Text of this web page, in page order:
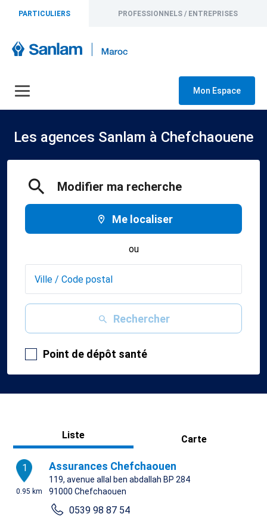
PARTICULIERS PROFESSIONNELS / ENTREPRISES
Mon Espace
Les agences Sanlam à Chefchaouene
Modifier ma recherche
Me localiser
ou
Rechercher
Point de dépôt santé
Liste Carte
1
0.95 km
Assurances Chefchaouen
119, avenue allal ben abdallah BP 284
91000 Chefchaouen
0539 98 87 54